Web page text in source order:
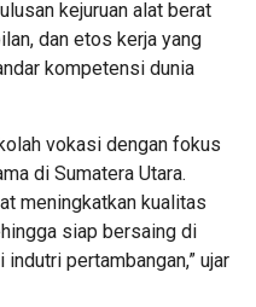
kejuruan alat berat
dan etos kerja yang
kompetensi dunia
vokasi dengan fokus
di Sumatera Utara.
meningkatkan kualitas
siap bersaing di
pertambangan,” ujar